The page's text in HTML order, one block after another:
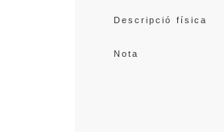
Descripció física
Nota